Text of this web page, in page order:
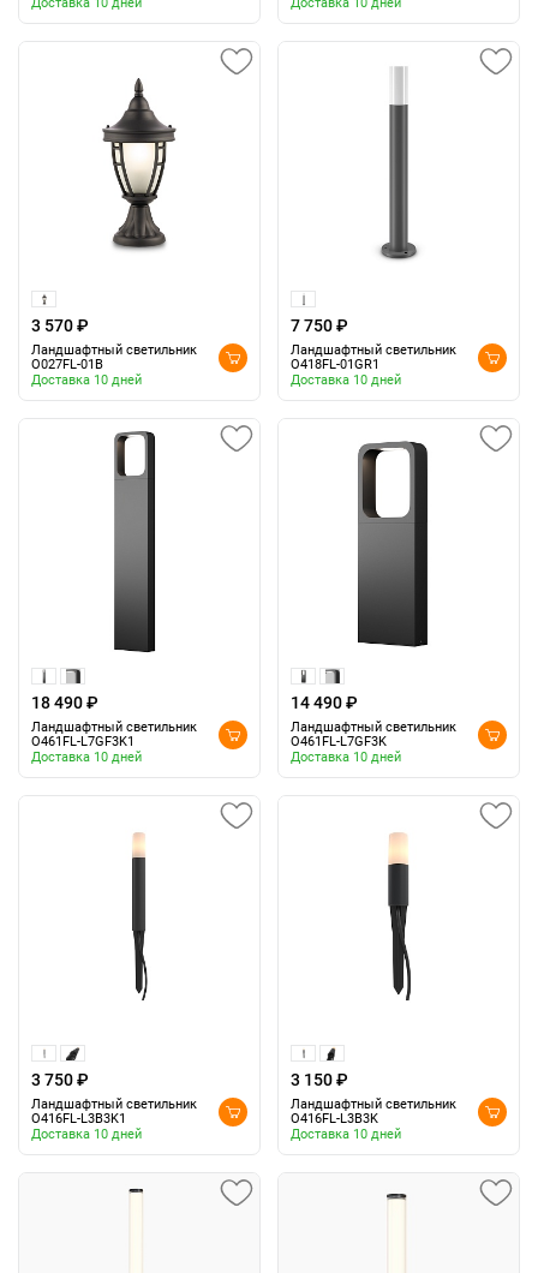
3 570 ₽
Ландшафтный светильник
O027FL-01B
Доставка 10 дней
7 750 ₽
Ландшафтный светильник
O418FL-01GR1
Доставка 10 дней
18 490 ₽
Ландшафтный светильник
O461FL-L7GF3K1
Доставка 10 дней
14 490 ₽
Ландшафтный светильник
O461FL-L7GF3K
Доставка 10 дней
3 750 ₽
Ландшафтный светильник
O416FL-L3B3K1
Доставка 10 дней
3 150 ₽
Ландшафтный светильник
O416FL-L3B3K
Доставка 10 дней